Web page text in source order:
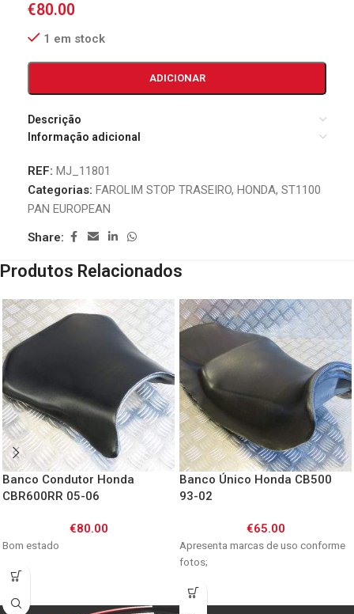
€80.00
1 em stock
ADICIONAR
Descrição
Informação adicional
REF: MJ_11801
Categorias: FAROLIM STOP TRASEIRO, HONDA, ST1100
PAN EUROPEAN
Share:
Produtos Relacionados
Banco Condutor Honda
CBR600RR 05-06
€80.00
Bom estado
Banco Único Honda CB500
93-02
€65.00
Apresenta marcas de uso conforme
fotos;